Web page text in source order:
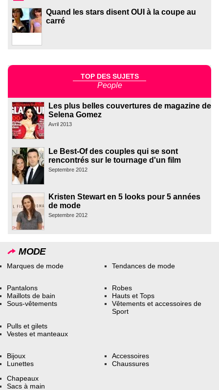
Quand les stars disent OUI à la coupe au
carré
TOP DES SUJETS
People
Les plus belles couvertures de magazine de
Selena Gomez
Avril 2013
Le Best-Of des couples qui se sont
rencontrés sur le tournage d'un film
Septembre 2012
Kristen Stewart en 5 looks pour 5 années
de mode
Septembre 2012
MODE
Marques de mode Tendances de mode
Pantalons
Maillots de bain
Sous-vêtements
Robes
Hauts et Tops
Vêtements et accessoires de
Sport
Pulls et gilets
Vestes et manteaux
Bijoux
Lunettes
Accessoires
Chaussures
Chapeaux
Sacs à main